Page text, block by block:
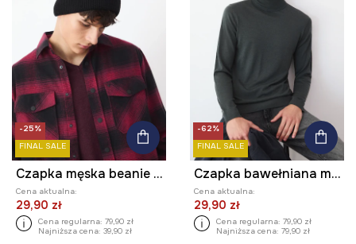
-25%
FINAL SALE
Czapka męska beanie z pomponem
Cena aktualna:
29,90 zł
Cena regularna: 79,90 zł
Najniższa cena: 39,90 zł
-62%
FINAL SALE
Czapka bawełniana męska wzorzysta
Cena aktualna:
29,90 zł
Cena regularna: 79,90 zł
Najniższa cena: 79,90 zł